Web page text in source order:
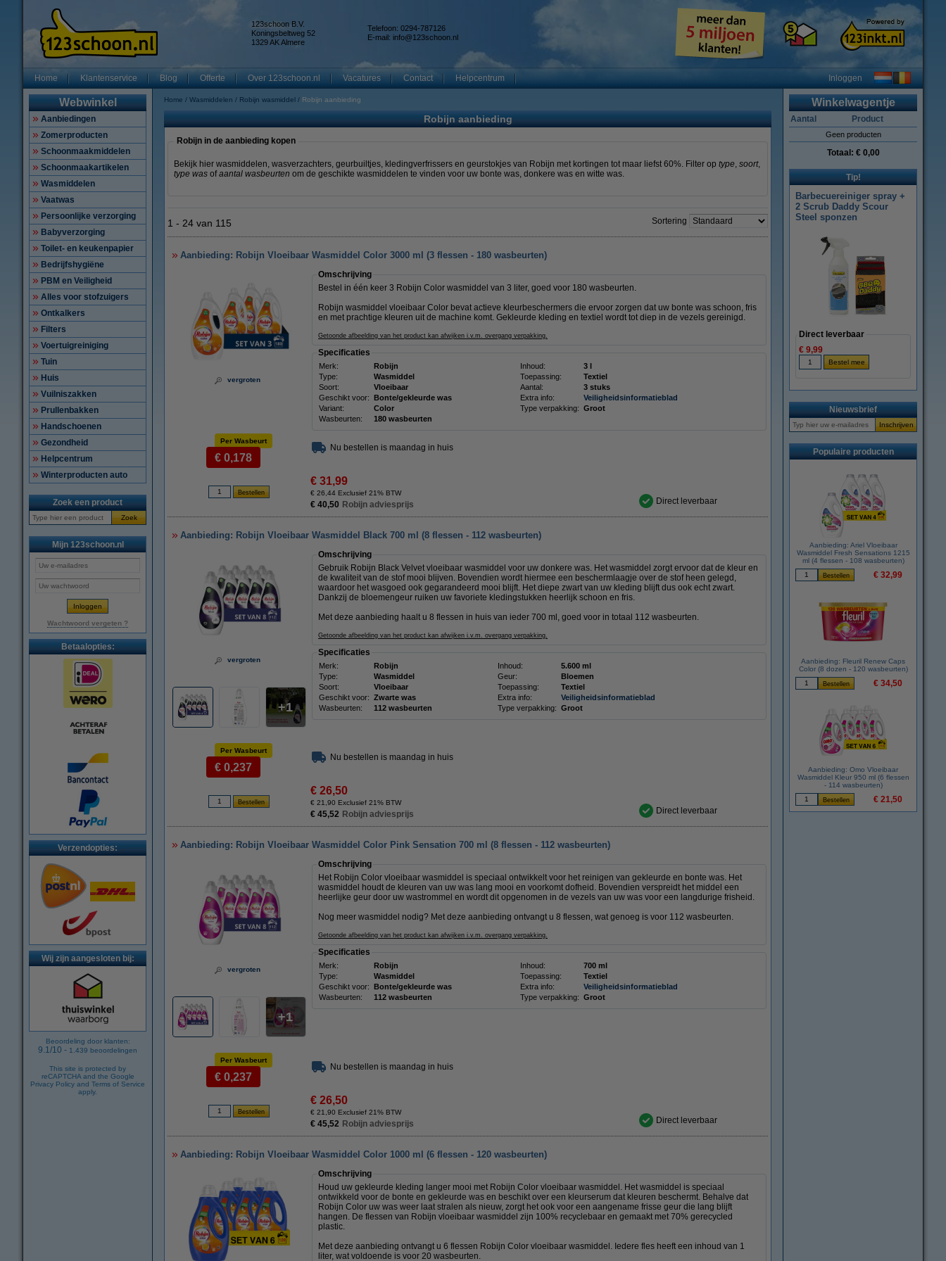
123schoon B.V.
Koningsbeltweg 52
1329 AK Almere
Telefoon: 0294-787126
E-mail: info@123schoon.nl
Home Klantenservice Blog Offerte Over 123schoon.nl Vacatures Contact Helpcentrum Inloggen
Webwinkel
Aanbiedingen
Zomerproducten
Schoonmaakmiddelen
Schoonmaakartikelen
Wasmiddelen
Vaatwas
Persoonlijke verzorging
Babyverzorging
Toilet- en keukenpapier
Bedrijfshygiëne
PBM en Veiligheid
Alles voor stofzuigers
Ontkalkers
Filters
Voertuigreiniging
Tuin
Huis
Vuilniszakken
Prullenbakken
Handschoenen
Gezondheid
Helpcentrum
Winterproducten auto
Zoek een product
Zoek
Mijn 123schoon.nl
Wachtwoord vergeten ?
Betaalopties:
Verzendopties:
Wij zijn aangesloten bij:
Beoordeling door klanten:
9.1/10 - 1.439 beoordelingen
This site is protected by
reCAPTCHA and the Google
Privacy Policy and Terms of Service
apply.
Home Wasmiddelen Robijn wasmiddel Robijn aanbieding
Robijn aanbieding
Robijn in de aanbieding kopen
Bekijk hier wasmiddelen, wasverzachters, geurbuiltjes, kledingverfrissers en geurstokjes van Robijn met kortingen tot maar liefst 60%. Filter op type, soort,
type was ofaantal wasbeurten om de geschikte wasmiddelen te vinden voor uw bonte was, donkere was en witte was.
1 - 24 van 115 Sortering
Aanbieding: Robijn Vloeibaar Wasmiddel Color 3000 ml (3 flessen - 180 wasbeurten)
vergroten
Omschrijving
Bestel in één keer 3 Robijn Color wasmiddel van 3 liter, goed voor 180 wasbeurten.
Robijn wasmiddel vloeibaar Color bevat actieve kleurbeschermers die ervoor zorgen dat uw bonte was schoon, fris
en met prachtige kleuren uit de machine komt. Gekleurde kleding en textiel wordt tot diep in de vezels gereinigd.
Getoonde afbeelding van het product kan afwijken i.v.m. overgang verpakking.
Specificaties
Merk: Robijn Inhoud:
3 l
Type:
Wasmiddel Toepassing:
Textiel
Soort:
Vloeibaar Aantal:
3 stuks
Geschikt voor: Bonte/gekleurde was Extra info:
Veiligheidsinformatieblad
Variant:
Color Type verpakking: Groot
Wasbeurten:
180 wasbeurten
Per Wasbeurt
€ 0,178
Nu bestellen is maandag in huis
€ 31,99
€ 26,44 Exclusief 21% BTW
€ 40,50 Robijn adviesprijs Direct leverbaar
Aanbieding: Robijn Vloeibaar Wasmiddel Black 700 ml (8 flessen - 112 wasbeurten)
vergroten
1
Omschrijving
Gebruik Robijn Black Velvet vloeibaar wasmiddel voor uw donkere was. Het wasmiddel zorgt ervoor dat de kleur en
de kwaliteit van de stof mooi blijven. Bovendien wordt hiermee een beschermlaagje over de stof heen gelegd,
waardoor het wasgoed ook gegarandeerd mooi blijft. Het diepe zwart van uw kleding blijft dus ook echt zwart.
Dankzij de bloemengeur ruiken uw favoriete kledingstukken heerlijk schoon en fris.
Met deze aanbieding haalt u 8 flessen in huis van ieder 700 ml, goed voor in totaal 112 wasbeurten.
Getoonde afbeelding van het product kan afwijken i.v.m. overgang verpakking.
Specificaties
Merk: Robijn Inhoud:
5.600 ml
Type:
Wasmiddel Geur:
Bloemen
Soort:
Vloeibaar Toepassing:
Textiel
Geschikt voor: Zwarte was Extra info:
Veiligheidsinformatieblad
Wasbeurten:
112 wasbeurten Type verpakking: Groot
Per Wasbeurt
€ 0,237
Nu bestellen is maandag in huis
€ 26,50
€ 21,90 Exclusief 21% BTW
€ 45,52 Robijn adviesprijs Direct leverbaar
Aanbieding: Robijn Vloeibaar Wasmiddel Color Pink Sensation 700 ml (8 flessen - 112 wasbeurten)
vergroten
1
Omschrijving
Het Robijn Color vloeibaar wasmiddel is speciaal ontwikkelt voor het reinigen van gekleurde en bonte was. Het
wasmiddel houdt de kleuren van uw was lang mooi en voorkomt dofheid. Bovendien verspreidt het middel een
heerlijke geur door uw wastrommel en wordt dit opgenomen in de vezels van uw was voor een langdurige frisheid.
Nog meer wasmiddel nodig? Met deze aanbieding ontvangt u 8 flessen, wat genoeg is voor 112 wasbeurten.
Getoonde afbeelding van het product kan afwijken i.v.m. overgang verpakking.
Specificaties
Merk: Robijn Inhoud:
700 ml
Type:
Wasmiddel Toepassing:
Textiel
Geschikt voor: Bonte/gekleurde was Extra info:
Veiligheidsinformatieblad
Wasbeurten:
112 wasbeurten Type verpakking: Groot
Per Wasbeurt
€ 0,237
Nu bestellen is maandag in huis
€ 26,50
€ 21,90 Exclusief 21% BTW
€ 45,52 Robijn adviesprijs Direct leverbaar
Aanbieding: Robijn Vloeibaar Wasmiddel Color 1000 ml (6 flessen - 120 wasbeurten)
Omschrijving
Houd uw gekleurde kleding langer mooi met Robijn Color vloeibaar wasmiddel. Het wasmiddel is speciaal
ontwikkeld voor de bonte en gekleurde was en beschikt over een kleurserum dat kleuren beschermt. Behalve dat
Robijn Color uw was weer laat stralen als nieuw, zorgt het ook voor een aangename frisse geur die lang blijft
hangen. De flessen van Robijn vloeibaar wasmiddel zijn 100% recyclebaar en gemaakt met 70% gerecycled
plastic.
Met deze aanbieding ontvangt u 6 flessen Robijn Color vloeibaar wasmiddel. Iedere fles heeft een inhoud van 1
liter, wat voldoende is voor 20 wasbeurten.
Winkelwagentje
Aantal Product
Geen producten
Totaal: € 0,00
Tip!
Barbecuereiniger spray +
2 Scrub Daddy Scour
Steel sponzen
Direct leverbaar
€ 9,99
Nieuwsbrief
Populaire producten
Aanbieding: Ariel Vloeibaar
Wasmiddel Fresh Sensations 1215
ml (4 flessen - 108 wasbeurten)
€ 32,99
Aanbieding: Fleuril Renew Caps
Color (8 dozen - 120 wasbeurten)
€ 34,50
Aanbieding: Omo Vloeibaar
Wasmiddel Kleur 950 ml (6 flessen
- 114 wasbeurten)
€ 21,50